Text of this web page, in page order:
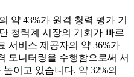
약 43%가 원격 청력 평가 기
청력계 시장의 기회가 빠르
서비스 제공자의 약 36%가
모니터링을 수행함으로써 서
이고 있습니다. 약 32%의